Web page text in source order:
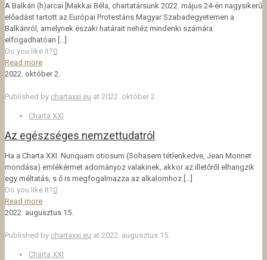
A Balkán (h)arcai [Makkai Béla, chartatársunk 2022. május 24-én nagysikerű
előadást tartott az Európai Protestáns Magyar Szabadegyetemen a
Balkánról, amelynek északi határait nehéz mindenki számára
elfogadhatóan […]
Do you like it?0
Read more
2022. október 2.
Published by chartaxxi.eu at 2022. október 2.
Charta XXI
Az egészséges nemzettudatról
Ha a Charta XXI. Nunquam otiosum (Sohasem tétlenkedve, Jean Monnet
mondása) emlékérmet adományoz valakinek, akkor az illetőről elhangzik
egy méltatás, s ő is megfogalmazza az alkalomhoz […]
Do you like it?0
Read more
2022. augusztus 15.
Published by chartaxxi.eu at 2022. augusztus 15.
Charta XXI